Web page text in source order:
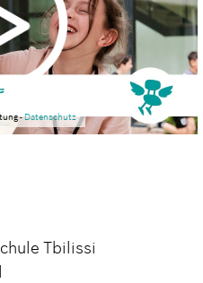
-Datenschutz
Tbilissi